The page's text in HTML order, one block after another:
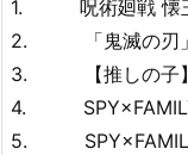
1. 呪術廻戦 懐玉
2. 「鬼滅の刃」
3. 【推しの子】
4.
5.